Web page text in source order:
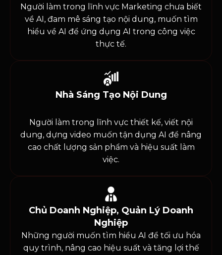
Người làm trong lĩnh vực Marketing chưa biết
về AI, đam mê sáng tạo nội dung, muốn tìm
hiểu về AI để ứng dụng AI trong công việc
thực tế.
Nhà Sáng Tạo Nội Dung
Người làm trong lĩnh vực thiết kế, viết nội
dung, dựng video muốn tận dụng AI để nâng
cao chất lượng sản phẩm và hiệu suất làm
việc.
Chủ Doanh Nghiệp, Quản Lý Doanh
Nghiệp
Những người muốn tìm hiểu AI để tối ưu hóa
quy trình, nâng cao hiệu suất và tăng lợi thế